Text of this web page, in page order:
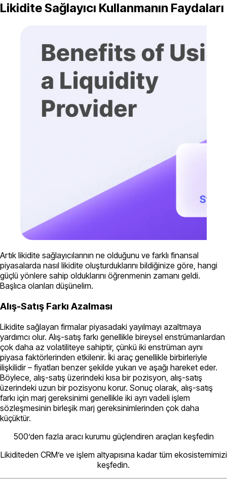
Likidite Sağlayıcı Kullanmanın Faydaları
Artık likidite sağlayıcılarının ne olduğunu ve farklı finansal
piyasalarda nasıl likidite oluşturduklarını bildiğinize göre, hangi
güçlü yönlere sahip olduklarını öğrenmenin zamanı geldi.
Başlıca olanları düşünelim.
Alış-Satış Farkı Azalması
Likidite sağlayan firmalar piyasadaki yayılmayı azaltmaya
yardımcı olur. Alış-satış farkı genellikle bireysel enstrümanlardan
çok daha az volatiliteye sahiptir, çünkü iki enstrüman aynı
piyasa faktörlerinden etkilenir. İki araç genellikle birbirleriyle
ilişkilidir – fiyatları benzer şekilde yukarı ve aşağı hareket eder.
Böylece, alış-satış üzerindeki kısa bir pozisyon, alış-satış
üzerindeki uzun bir pozisyonu korur. Sonuç olarak, alış-satış
farkı için marj gereksinimi genellikle iki ayrı vadeli işlem
sözleşmesinin birleşik marj gereksinimlerinden çok daha
küçüktür.
500’den fazla aracı kurumu güçlendiren araçları keşfedin
Likiditeden CRM’e ve işlem altyapısına kadar tüm ekosistemimizi
keşfedin.